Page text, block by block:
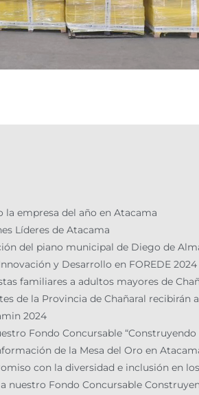
empresa del año en Atacama
Líderes de Atacama
del piano municipal de Diego de
y Desarrollo en FOREDE 2024
familiares a adultos mayores de
de la Provincia de Chañaral
2024
Fondo Concursable “Construyendo
de la Mesa del Oro en
con la diversidad e inclusión en
nuestro Fondo Concursable